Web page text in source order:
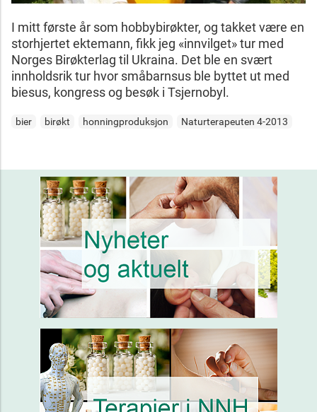
I mitt første år som hobbybirøkter, og takket være en
storhjertet ektemann, fikk jeg «innvilget» tur med
Norges Birøkterlag til Ukraina. Det ble en svært
innholdsrik tur hvor småbarnsus ble byttet ut med
biesus, kongress og besøk i Tsjernobyl.
bier birøkt honningproduksjon Naturterapeuten 4-2013